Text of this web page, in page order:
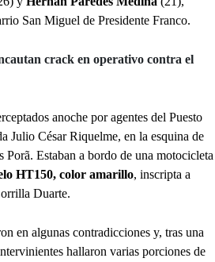
San Miguel de Presidente Franco.
crack en operativo contra el
anoche por agentes del Puesto
Julio César Riquelme, en la esquina de
Porã. Estaban a bordo de una motocicleta
HT150, color amarillo, inscripta a
Duarte.
en algunas contradicciones y, tras una
hallaron varias porciones de